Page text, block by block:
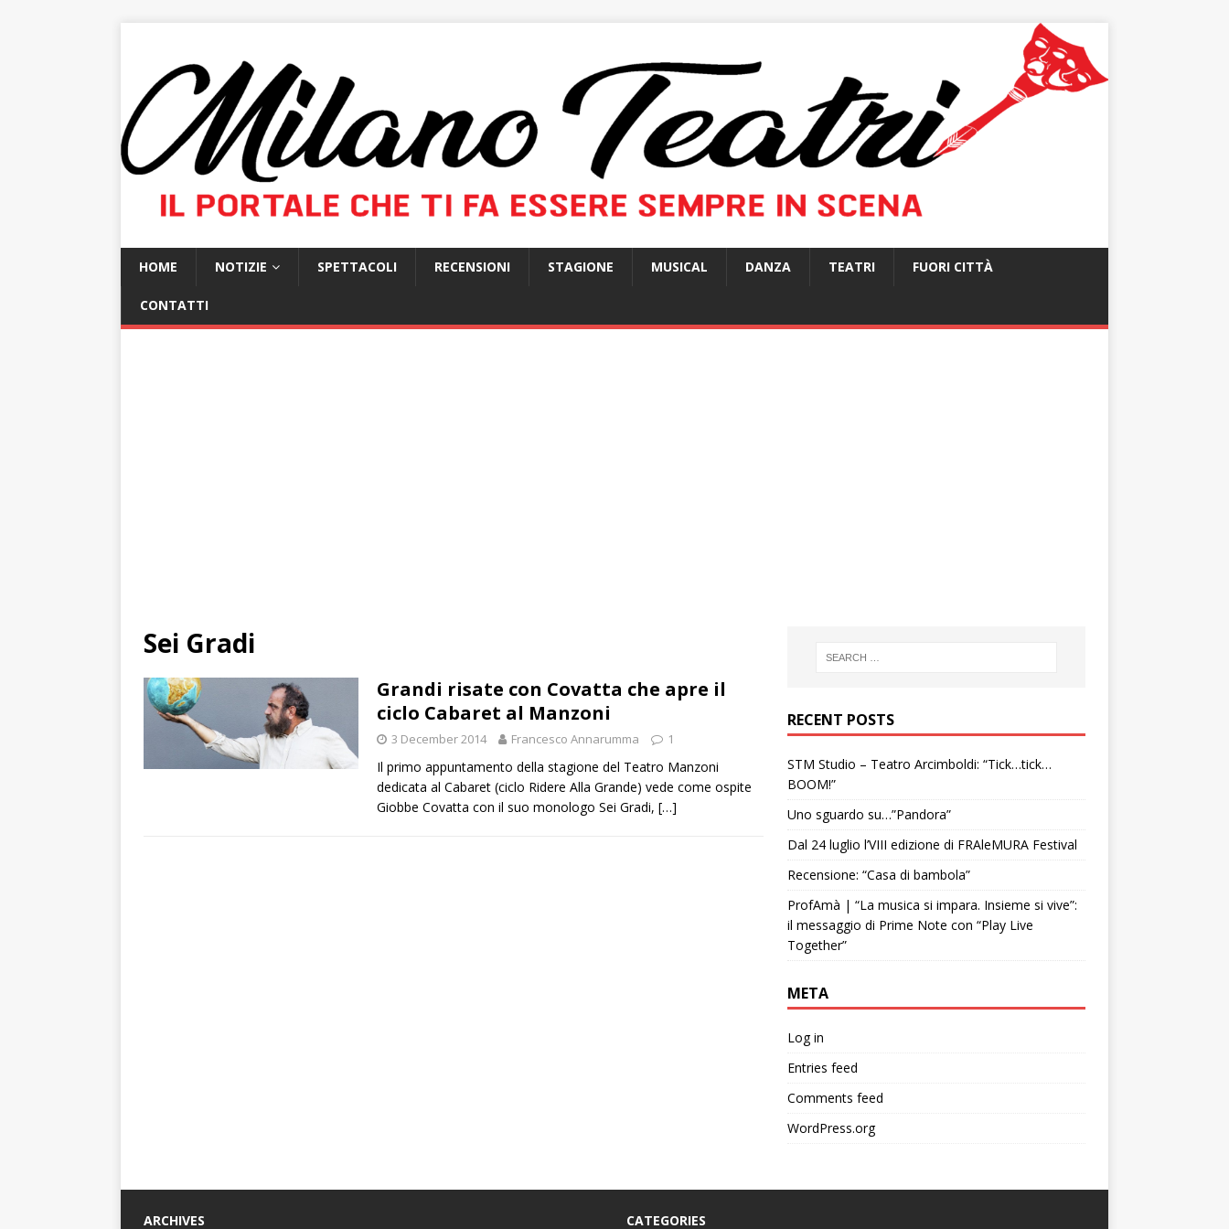
HOME NOTIZIE SPETTACOLI RECENSIONI STAGIONE MUSICAL DANZA TEATRI FUORI CITTÀ
CONTATTI
Sei Gradi
Grandi risate con Covatta che apre il
ciclo Cabaret al Manzoni
3 December 2014 Francesco Annarumma 1
Il primo appuntamento della stagione del Teatro Manzoni
dedicata al Cabaret (ciclo Ridere Alla Grande) vede come ospite
Giobbe Covatta con il suo monologo Sei Gradi, […]
RECENT POSTS
STM Studio – Teatro Arcimboldi: “Tick…tick…
BOOM!”
Uno sguardo su…”Pandora”
Dal 24 luglio l’VIII edizione di FRAleMURA Festival
Recensione: “Casa di bambola”
ProfAmà | “La musica si impara. Insieme si vive”:
il messaggio di Prime Note con “Play Live
Together”
META
Log in
Entries feed
Comments feed
WordPress.org
ARCHIVES CATEGORIES